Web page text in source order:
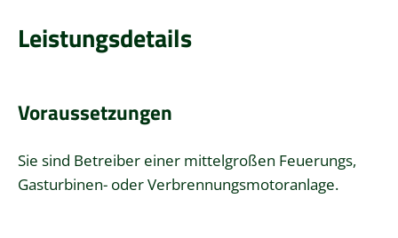
Leistungsdetails
Voraussetzungen
Sie sind Betreiber einer mittelgroßen Feuerungs,
Gasturbinen- oder Verbrennungsmotoranlage.